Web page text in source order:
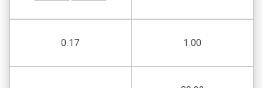
0.17 1.00